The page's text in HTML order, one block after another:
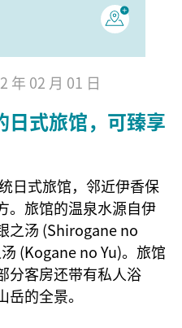
年 02 月 01 日
日式旅馆，可臻享
日式旅馆，邻近伊香保
。旅馆的温泉水源自伊
汤 (Shirogane no
(Kogane no Yu)。旅馆
分客房还带有私人浴
的全景。